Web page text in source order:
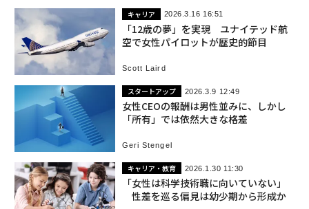
キャリア 2026.3.16 16:51
「12歳の夢」を実現 ユナイテッド航
空で女性パイロットが歴史的節目
Scott Laird
スタートアップ 2026.3.9 12:49
女性CEOの報酬は男性並みに、しかし
「所有」では依然大きな格差
Geri Stengel
キャリア・教育 2026.1.30 11:30
「女性は科学技術職に向いていない」
性差を巡る偏見は幼少期から形成か